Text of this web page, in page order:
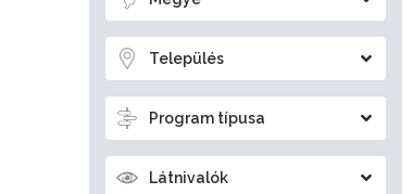
Település
Program típusa
Látnivalók